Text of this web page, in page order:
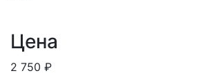
Цена
2 750 ₽